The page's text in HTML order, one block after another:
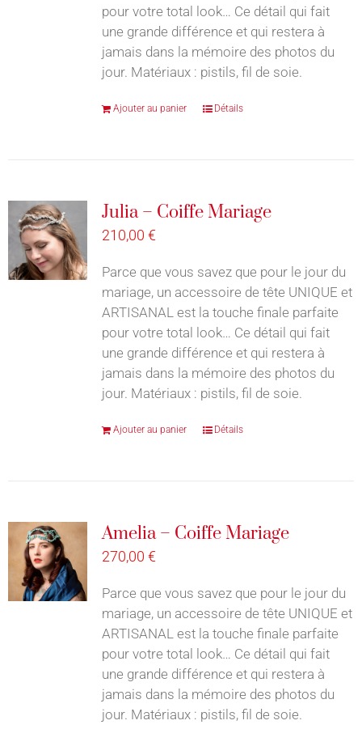
pour votre total look… Ce détail qui fait
une grande différence et qui restera à
jamais dans la mémoire des photos du
jour. Matériaux : pistils, fil de soie.
Ajouter au panier Détails
Julia – Coiffe Mariage
210,00 €
Parce que vous savez que pour le jour du
mariage, un accessoire de tête UNIQUE et
ARTISANAL est la touche finale parfaite
pour votre total look… Ce détail qui fait
une grande différence et qui restera à
jamais dans la mémoire des photos du
jour. Matériaux : pistils, fil de soie.
Ajouter au panier Détails
Amelia – Coiffe Mariage
270,00 €
Parce que vous savez que pour le jour du
mariage, un accessoire de tête UNIQUE et
ARTISANAL est la touche finale parfaite
pour votre total look… Ce détail qui fait
une grande différence et qui restera à
jamais dans la mémoire des photos du
jour. Matériaux : pistils, fil de soie.